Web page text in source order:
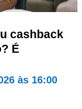
cashback
É
às 16:00